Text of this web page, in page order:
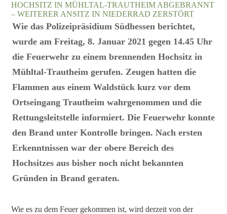
HOCHSITZ IN MÜHLTAL-TRAUTHEIM ABGEBRANNT
– WEITERER ANSITZ IN NIEDERRAD ZERSTÖRT
Wie das Polizeipräsidium Südhessen berichtet,
wurde am Freitag, 8. Januar 2021 gegen 14.45 Uhr
die Feuerwehr zu einem brennenden Hochsitz in
Mühltal-Trautheim gerufen. Zeugen hatten die
Flammen aus einem Waldstück kurz vor dem
Ortseingang Trautheim wahrgenommen und die
Rettungsleitstelle informiert. Die Feuerwehr konnte
den Brand unter Kontrolle bringen. Nach ersten
Erkenntnissen war der obere Bereich des
Hochsitzes aus bisher noch nicht bekannten
Gründen in Brand geraten.
Wie es zu dem Feuer gekommen ist, wird derzeit von der